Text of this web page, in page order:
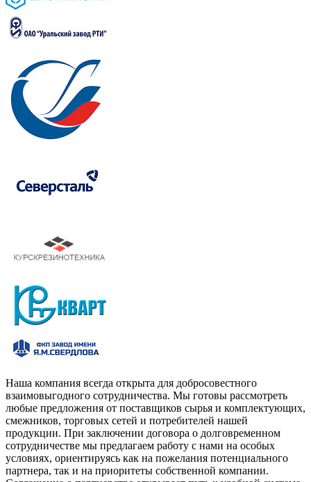
Наша компания всегда открыта для добросовестного
взаимовыгодного сотрудничества. Мы готовы рассмотреть
любые предложения от поставщиков сырья и комплектующих,
смежников, торговых сетей и потребителей нашей
продукции. При заключении договора о долговременном
сотрудничестве мы предлагаем работу с нами на особых
условиях, ориентируясь как на пожелания потенциального
партнера, так и на приоритеты собственной компании.